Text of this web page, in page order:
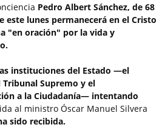
Pedro Albert Sánchez, de 68
este lunes permanecerá en el Cristo
"en oración" por la vida y
instituciones del Estado —el
Supremo y el
a la Ciudadanía— intentando
al ministro Óscar Manuel Silvera
sido recibida.